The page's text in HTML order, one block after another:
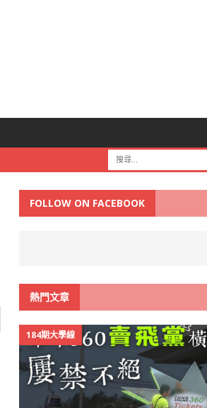
FOLLOW ON FACEBOOK
熱門文章
184期大學線